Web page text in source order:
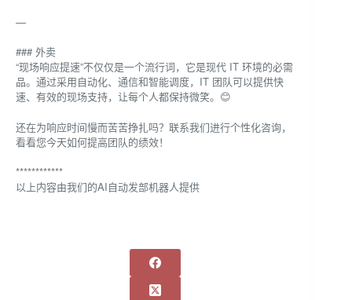
—
### 外卖
“现场响应提速”不仅仅是一个流行词，它是现代 IT 环境的必需
品。通过采用自动化、通信和智能调度，IT 团队可以提供快
速、有效的现场支持，让每个人都保持微笑。😊
还在为响应时间慢而苦苦挣扎吗？联系我们进行个性化咨询，
看看您今天如何提高团队的绩效！
************
以上内容由我们的AI自动发部机器人提供